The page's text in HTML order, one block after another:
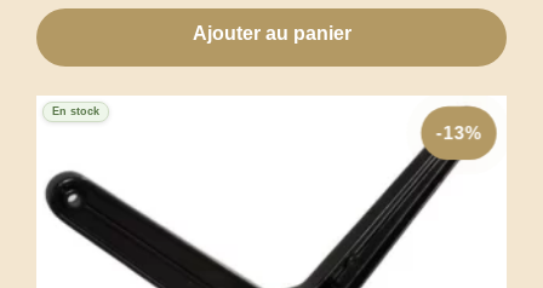
Ajouter au panier
-13%
En stock